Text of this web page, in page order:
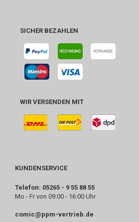
SICHER BEZAHLEN
WIR VERSENDEN MIT
KUNDENSERVICE
Telefon: 05265 - 9 55 88 55
Mo - Fr von 09:00 - 16:00 Uhr
comic@ppm-vertrieb.de